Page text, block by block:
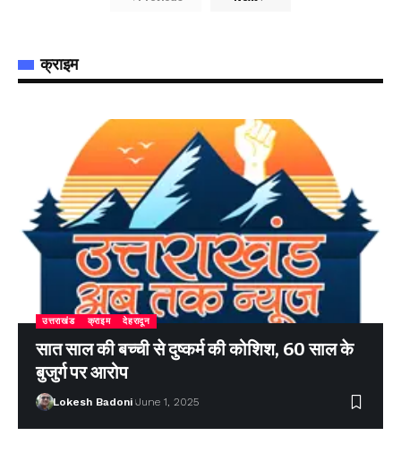
क्राइम
उत्तराखंड क्राइम देहरादून
सात साल की बच्ची से दुष्कर्म की कोशिश, 60 साल के
बुजुर्ग पर आरोप
Lokesh Badoni June 1, 2025